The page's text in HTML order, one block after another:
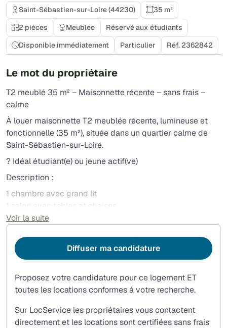
Saint-Sébastien-sur-Loire (44230)
35 m²
2 pièces
Meublée
Réservé aux étudiants
Disponible immédiatement
Particulier Réf. 2362842
Le mot du propriétaire
T2 meublé 35 m² – Maisonnette récente – sans frais –
calme
À louer maisonnette T2 meublée récente, lumineuse et
fonctionnelle (35 m²), située dans un quartier calme de
Saint-Sébastien-sur-Loire.
? Idéal étudiant(e) ou jeune actif(ve)
Description :
1 chambre avec grand lit
1 salon avec tables et chaises
1 salle de bain
Cuisine équipée : plaques induction, four, micro-ondes,
réfrigérateur-congélateur
Lave-linge et télévision inclus
?? Eau incluse (1 m³ / mois)
?? Wi-Fi gratuit
? Électricité à la charge du locataire
? Aucun frais d'agence ni de dossier
Voir la suite
Proposez votre candidature pour ce logement ET
toutes les locations conformes à votre recherche.
Sur LocService les propriétaires vous contactent
directement et les locations sont certifiées sans frais
Diffuser ma candidature